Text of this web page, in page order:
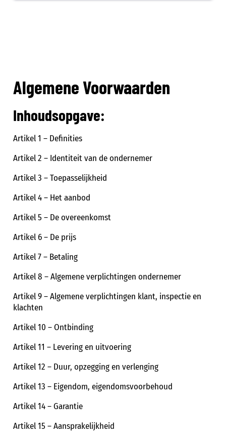
Algemene Voorwaarden
Inhoudsopgave:
Artikel 1 – Definities
Artikel 2 – Identiteit van de ondernemer
Artikel 3 – Toepasselijkheid
Artikel 4 – Het aanbod
Artikel 5 – De overeenkomst
Artikel 6 – De prijs
Artikel 7 – Betaling
Artikel 8 – Algemene verplichtingen ondernemer
Artikel 9 – Algemene verplichtingen klant, inspectie en
klachten
Artikel 10 – Ontbinding
Artikel 11 – Levering en uitvoering
Artikel 12 – Duur, opzegging en verlenging
Artikel 13 – Eigendom, eigendomsvoorbehoud
Artikel 14 – Garantie
Artikel 15 – Aansprakelijkheid